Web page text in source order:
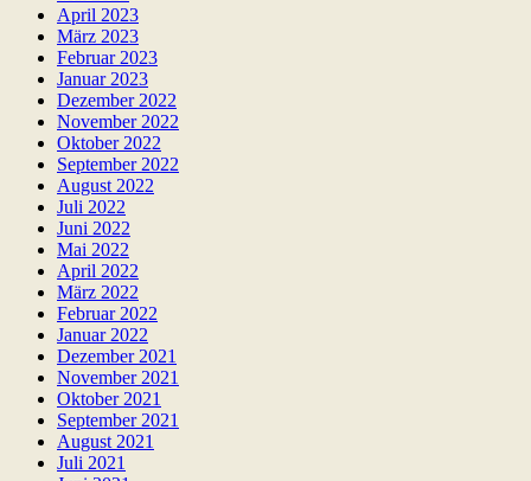
April 2023
März 2023
Februar 2023
Januar 2023
Dezember 2022
November 2022
Oktober 2022
September 2022
August 2022
Juli 2022
Juni 2022
Mai 2022
April 2022
März 2022
Februar 2022
Januar 2022
Dezember 2021
November 2021
Oktober 2021
September 2021
August 2021
Juli 2021